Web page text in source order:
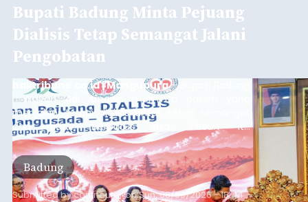
Bupati Badung Minta Pejuang
Dialisis Tetap Semangat Jalani
Pengobatan
balitribune.co.id | Mangupura- Bupati Badung
I Wayan Adi Arnawa meminta pasien yang
menjalani terapi dialisis untuk tetap semangat
dan tidak berputus asa. Pesan itu
disampaikannya saat menghadiri Sarasehan
Pejuang Dialisis yang digelar RSD Mangusada di
Ruang Kertha Gosana, Puspem Badung, Minggu
(9/8/2026).
Badung
Submitted bycontributoronSun, 08/09/2026 - 18:44